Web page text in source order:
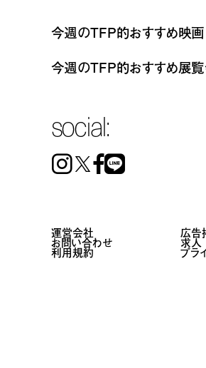
今週のTFP的おすすめ映画
今週のTFP的おすすめ展
social:
Instagram FacebookLine
運営会社 広告
お問い合わせ 求人
利用規約 プラ